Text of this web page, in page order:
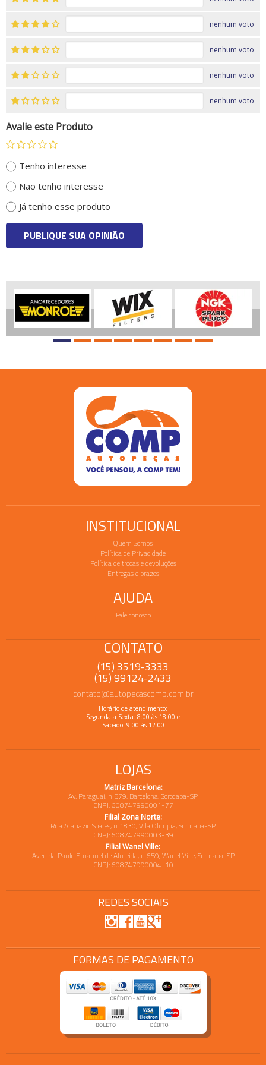
nenhum voto
nenhum voto
nenhum voto
nenhum voto
Avalie este Produto
Tenho interesse
Não tenho interesse
Já tenho esse produto
PUBLIQUE SUA OPINIÃO
INSTITUCIONAL
Quem Somos
Política de Privacidade
Política de trocas e devoluções
Entregas e prazos
AJUDA
Fale conosco
CONTATO
(15) 3519-3333
(15) 99124-2433
contato@autopecascomp.com.br
Horário de atendimento:
Segunda a Sexta: 8:00 às 18:00 e
Sábado: 9:00 às 12:00
LOJAS
Matriz Barcelona:
Av. Paraguai, n 579, Barcelona, Sorocaba-SP
CNPJ: 608747990001-77
Filial Zona Norte:
Rua Atanazio Soares, n 1830, Vila Olimpia, Sorocaba-SP
CNPJ: 608747990003-39
Filial Wanel Ville:
Avenida Paulo Emanuel de Almeida, n 659, Wanel Ville, Sorocaba-SP
CNPJ: 608747990004-10
REDES SOCIAIS
FORMAS DE PAGAMENTO